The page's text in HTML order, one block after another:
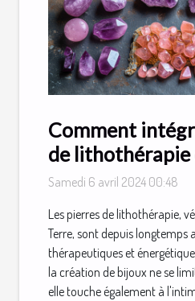
Comment
de lithothérapie
création de
Samedi 6 avril 2024 00:48
Les pierres de lithothérapie,
Terre, sont depuis longtemps
thérapeutiques et
la création de bijoux ne se
elle touche également à